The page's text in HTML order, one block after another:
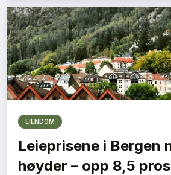
EIENDOM
Leieprisene i Bergen
høyder – opp 8,5